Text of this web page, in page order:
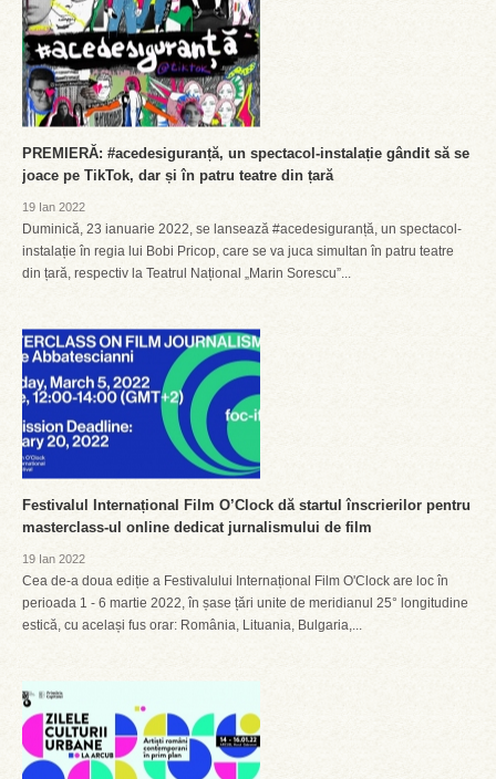
PREMIERĂ: #acedesiguranță, un spectacol-instalație gândit să se
joace pe TikTok, dar și în patru teatre din țară
19 Ian 2022
Duminică, 23 ianuarie 2022, se lansează #acedesiguranță, un spectacol-
instalație în regia lui Bobi Pricop, care se va juca simultan în patru teatre
din țară, respectiv la Teatrul Național „Marin Sorescu”...
Festivalul Internațional Film O’Clock dă startul înscrierilor pentru
masterclass-ul online dedicat jurnalismului de film
19 Ian 2022
Cea de-a doua ediție a Festivalului Internațional Film O'Clock are loc în
perioada 1 - 6 martie 2022, în șase țări unite de meridianul 25° longitudine
estică, cu același fus orar: România, Lituania, Bulgaria,...